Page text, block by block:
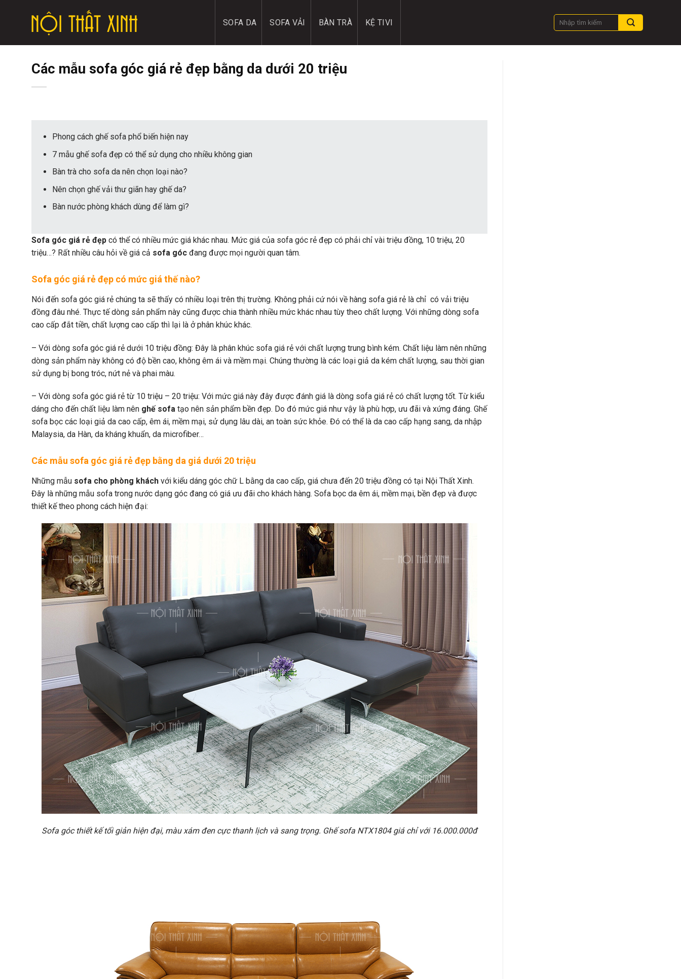
SOFA DA SOFA VẢI BÀN TRÀ KỆ TIVI
Các mẫu sofa góc giá rẻ đẹp bằng da dưới 20 triệu
Phong cách ghế sofa phổ biến hiện nay
7 mẫu ghế sofa đẹp có thể sử dụng cho nhiều không gian
Bàn trà cho sofa da nên chọn loại nào?
Nên chọn ghế vải thư giãn hay ghế da?
Bàn nước phòng khách dùng để làm gì?
Sofa góc giá rẻ đẹp có thể có nhiều mức giá khác nhau. Mức giá của sofa góc rẻ đẹp có phải chỉ vài triệu đồng, 10 triệu, 20
triệu…? Rất nhiều câu hỏi về giá cả sofa góc đang được mọi người quan tâm.
Sofa góc giá rẻ đẹp có mức giá thế nào?
Nói đến sofa góc giá rẻ chúng ta sẽ thấy có nhiều loại trên thị trường. Không phải cứ nói về hàng sofa giá rẻ là chỉ có vải triệu
đồng đâu nhé. Thực tế dòng sản phẩm này cũng được chia thành nhiều mức khác nhau tùy theo chất lượng. Với những dòng sofa
cao cấp đắt tiền, chất lượng cao cấp thì lại là ở phân khúc khác.
– Với dòng sofa góc giá rẻ dưới 10 triệu đồng: Đây là phân khúc sofa giá rẻ với chất lượng trung bình kém. Chất liệu làm nên những
dòng sản phẩm này không có độ bền cao, không êm ái và mềm mại. Chúng thường là các loại giả da kém chất lượng, sau thời gian
sử dụng bị bong tróc, nứt nẻ và phai màu.
– Với dòng sofa góc giá rẻ từ 10 triệu – 20 triệu: Với mức giá này đây được đánh giá là dòng sofa giá rẻ có chất lượng tốt. Từ kiểu
dáng cho đến chất liệu làm nên ghế sofa tạo nên sản phẩm bền đẹp. Do đó mức giá như vậy là phù hợp, ưu đãi và xứng đáng. Ghế
sofa bọc các loại giả da cao cấp, êm ái, mềm mại, sử dụng lâu dài, an toàn sức khỏe. Đó có thể là da cao cấp hạng sang, da nhập
Malaysia, da Hàn, da kháng khuẩn, da microfiber…
Các mẫu sofa góc giá rẻ đẹp bằng da giá dưới 20 triệu
Những mẫu sofa cho phòng khách với kiểu dáng góc chữ L bằng da cao cấp, giá chưa đến 20 triệu đồng có tại Nội Thất Xinh.
Đây là những mẫu sofa trong nước dạng góc đang có giá ưu đãi cho khách hàng. Sofa bọc da êm ái, mềm mại, bền đẹp và được
thiết kế theo phong cách hiện đại:
Sofa góc thiết kế tối giản hiện đại, màu xám đen cực thanh lịch và sang trọng. Ghế sofa NTX1804 giá chỉ với 16.000.000đ